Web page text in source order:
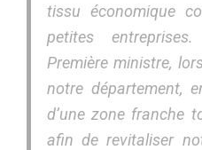
tissu économique
petites
Première ministre,
notre département,
d’une zone franche
afin de revitaliser